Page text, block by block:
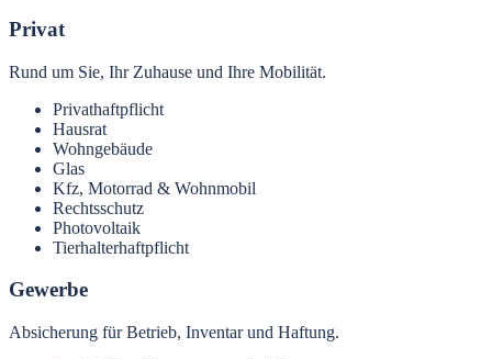
Privat
Rund um Sie, Ihr Zuhause und Ihre Mobilität.
Privathaftpflicht
Hausrat
Wohngebäude
Glas
Kfz, Motorrad & Wohnmobil
Rechtsschutz
Photovoltaik
Tierhalterhaftpflicht
Gewerbe
Absicherung für Betrieb, Inventar und Haftung.